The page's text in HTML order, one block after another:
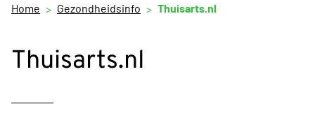
Home Gezondheidsinfo Thuisarts.nl
Thuisarts.nl